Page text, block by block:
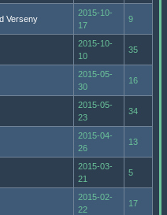
Verseny
2015-10-
17
9
2015-10-
10
35
2015-05-
30
16
2015-05-
23
34
2015-04-
26
13
2015-03-
21
5
2015-02-
22
17